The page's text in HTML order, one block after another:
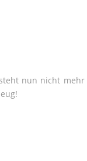
nun nicht